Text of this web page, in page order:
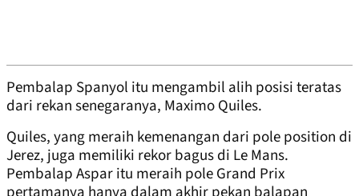
Pembalap Spanyol itu mengambil alih posisi teratas
dari rekan senegaranya, Maximo Quiles.
Quiles, yang meraih kemenangan dari pole position di
Jerez, juga memiliki rekor bagus di Le Mans.
Pembalap Aspar itu meraih pole Grand Prix